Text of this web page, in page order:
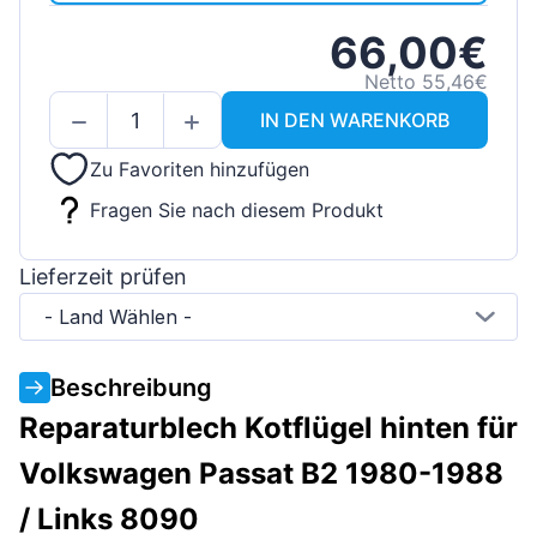
66,00€
Netto 55,46€
IN DEN WARENKORB
Zu Favoriten hinzufügen
Fragen Sie nach diesem Produkt
Lieferzeit prüfen
- Land Wählen -
Beschreibung
Reparaturblech Kotflügel hinten für
Volkswagen Passat B2 1980-1988
/ Links 8090